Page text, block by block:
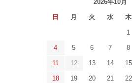
2026年10月
日 月 火 水 木
1
4 5 6 7 8
11 12 13 14 15
18 19 20 21 22